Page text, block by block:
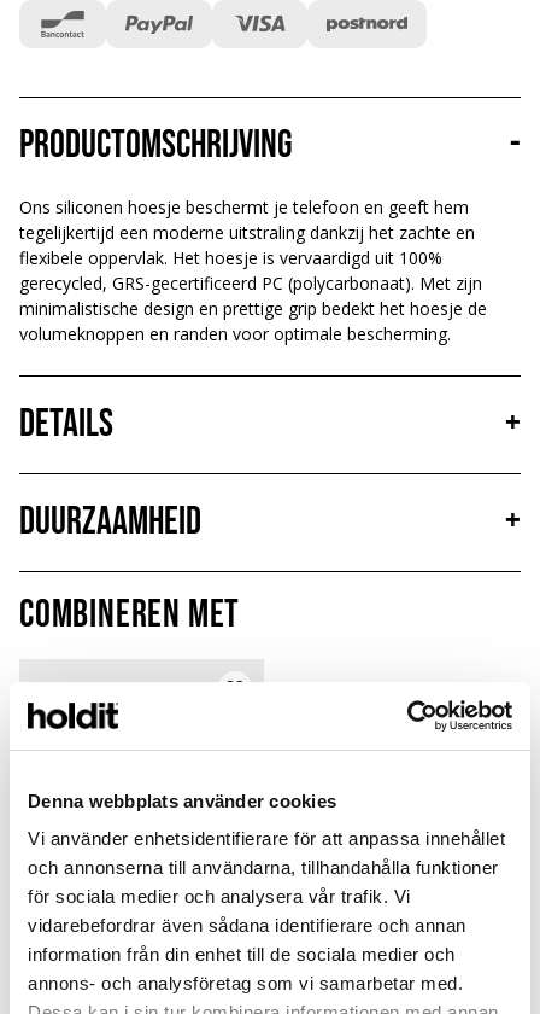
Denna webbplats använder cookies
Vi använder enhetsidentifierare för att anpassa innehållet
och annonserna till användarna, tillhandahålla funktioner
för sociala medier och analysera vår trafik. Vi
vidarebefordrar även sådana identifierare och annan
information från din enhet till de sociala medier och
annons- och analysföretag som vi samarbetar med.
Productomschrijving -
Ons siliconen hoesje beschermt je telefoon en geeft hem
tegelijkertijd een moderne uitstraling dankzij het zachte en
flexibele oppervlak. Het hoesje is vervaardigd uit 100%
gerecycled, GRS-gecertificeerd PC (polycarbonaat). Met zijn
minimalistische design en prettige grip bedekt het hoesje de
volumeknoppen en randen voor optimale bescherming.
Details +
Duurzaamheid
+
Combineren met
Silicone Case